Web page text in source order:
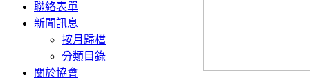
聯絡表單
新聞訊息
按月歸檔
分類目錄
關於協會